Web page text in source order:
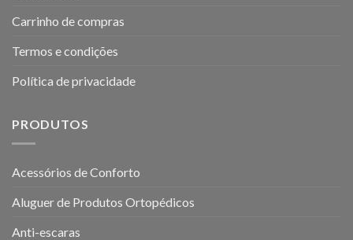
Carrinho de compras
Termos e condições
Política de privacidade
PRODUTOS
Acessórios de Conforto
Aluguer de Produtos Ortopédicos
Anti-escaras